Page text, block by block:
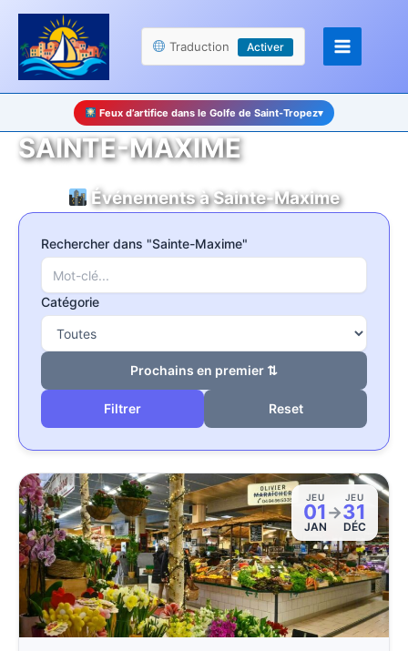
Panneau de gestion des cookies
Aller
contenu
Traduction Activer
Feux d’artifice dans le Golfe de Saint-Tropez▾
SAINTE-MAXIME
Événements à Sainte-Maxime
Rechercher dans "Sainte-Maxime"
Catégorie
Prochains en premier ⇅
Reset
JEU
01
JAN
→
JEU
31
DÉC